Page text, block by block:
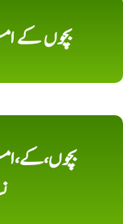
بچوں کے